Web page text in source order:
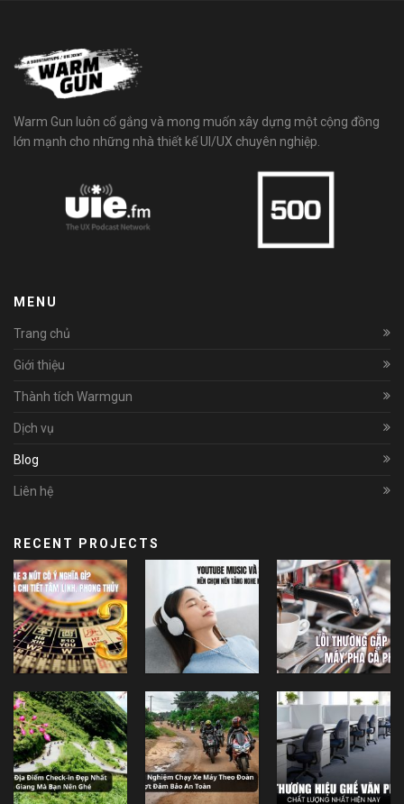
Warm Gun luôn cố gắng và mong muốn xây dựng một cộng đồng
lớn mạnh cho những nhà thiết kế UI/UX chuyên nghiệp.
MENU
Trang chủ
Giới thiệu
Thành tích Warmgun
Dịch vụ
Blog
Liên hệ
RECENT PROJECTS